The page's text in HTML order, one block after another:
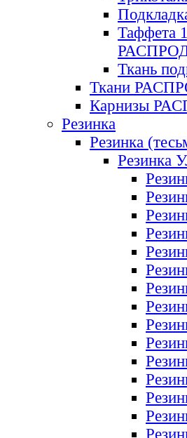
Таффета
Ткань
Ткани
Карнизы
Резинка
Резинка
Резинка